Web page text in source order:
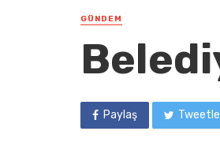
GÜNDEM
Paylaş Tweetle